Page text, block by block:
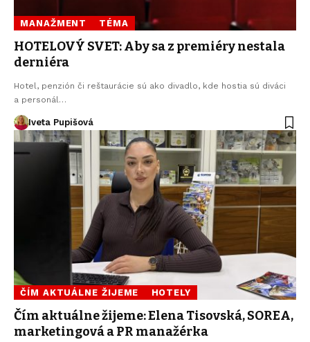
MANAŽMENT TÉMA
HOTELOVÝ SVET: Aby sa z premiéry nestala
derniéra
Hotel, penzión či reštaurácie sú ako divadlo, kde hostia sú diváci
a personál…
Iveta Pupišová
ČÍM AKTUÁLNE ŽIJEME HOTELY
Čím aktuálne žijeme: Elena Tisovská, SOREA,
marketingová a PR manažérka